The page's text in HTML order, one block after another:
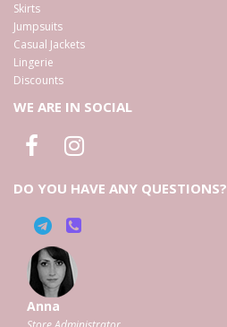
Skirts
Jumpsuits
Casual Jackets
Lingerie
Discounts
WE ARE IN SOCIAL
DO YOU HAVE ANY QUESTIONS?
Anna